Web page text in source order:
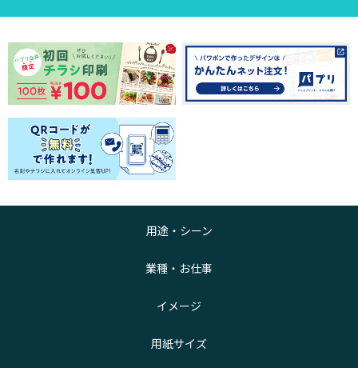
用途・シーン
業種・お仕事
イメージ
用紙サイズ